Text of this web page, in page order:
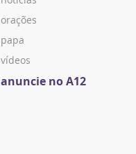
orações
papa
vídeos
anuncie no A12